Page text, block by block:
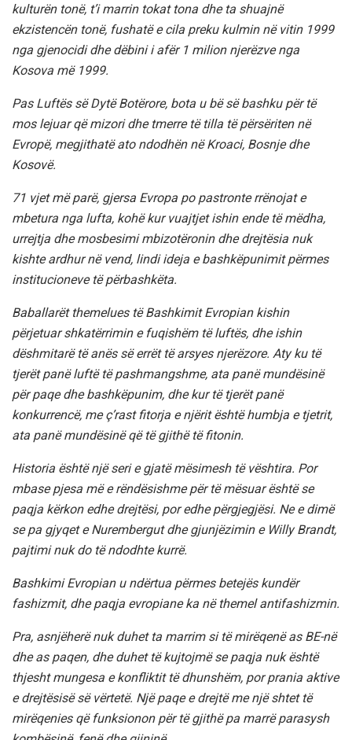
kulturën tonë, t’i marrin tokat tona dhe ta shuajnë
ekzistencën tonë, fushatë e cila preku kulmin në vitin 1999
nga gjenocidi dhe dëbini i afër 1 milion njerëzve nga
Kosova më 1999.
Pas Luftës së Dytë Botërore, bota u bë së bashku për të
mos lejuar që mizori dhe tmerre të tilla të përsëriten në
Evropë, megjithatë ato ndodhën në Kroaci, Bosnje dhe
Kosovë.
71 vjet më parë, gjersa Evropa po pastronte rrënojat e
mbetura nga lufta, kohë kur vuajtjet ishin ende të mëdha,
urrejtja dhe mosbesimi mbizotëronin dhe drejtësia nuk
kishte ardhur në vend, lindi ideja e bashkëpunimit përmes
institucioneve të përbashkëta.
Baballarët themelues të Bashkimit Evropian kishin
përjetuar shkatërrimin e fuqishëm të luftës, dhe ishin
dëshmitarë të anës së errët të arsyes njerëzore. Aty ku të
tjerët panë luftë të pashmangshme, ata panë mundësinë
për paqe dhe bashkëpunim, dhe kur të tjerët panë
konkurrencë, me ç’rast fitorja e njërit është humbja e tjetrit,
ata panë mundësinë që të gjithë të fitonin.
Historia është një seri e gjatë mësimesh të vështira. Por
mbase pjesa më e rëndësishme për të mësuar është se
paqja kërkon edhe drejtësi, por edhe përgjegjësi. Ne e dimë
se pa gjyqet e Nurembergut dhe gjunjëzimin e Willy Brandt,
pajtimi nuk do të ndodhte kurrë.
Bashkimi Evropian u ndërtua përmes betejës kundër
fashizmit, dhe paqja evropiane ka në themel antifashizmin.
Pra, asnjëherë nuk duhet ta marrim si të mirëqenë as BE-në
dhe as paqen, dhe duhet të kujtojmë se paqja nuk është
thjesht mungesa e konfliktit të dhunshëm, por prania aktive
e drejtësisë së vërtetë. Një paqe e drejtë me një shtet të
mirëqenies që funksionon për të gjithë pa marrë parasysh